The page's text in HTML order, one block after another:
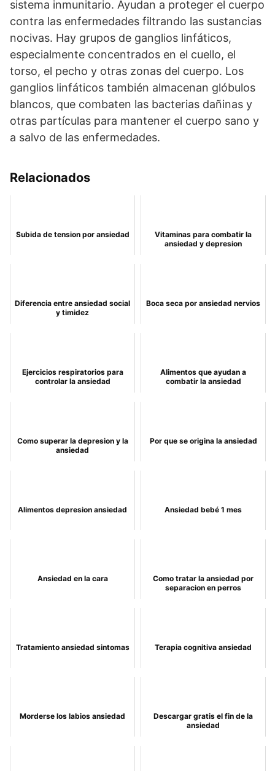
sistema inmunitario. Ayudan a proteger el cuerpo
contra las enfermedades filtrando las sustancias
nocivas. Hay grupos de ganglios linfáticos,
especialmente concentrados en el cuello, el
torso, el pecho y otras zonas del cuerpo. Los
ganglios linfáticos también almacenan glóbulos
blancos, que combaten las bacterias dañinas y
otras partículas para mantener el cuerpo sano y
a salvo de las enfermedades.
Relacionados
Subida de tension por ansiedad
Vitaminas para combatir la
ansiedad y depresion
Diferencia entre ansiedad social
y timidez
Boca seca por ansiedad nervios
Ejercicios respiratorios para
controlar la ansiedad
Alimentos que ayudan a
combatir la ansiedad
Como superar la depresion y la
ansiedad
Por que se origina la ansiedad
Alimentos depresion ansiedad Ansiedad bebé 1 mes
Ansiedad en la cara
Como tratar la ansiedad por
separacion en perros
Tratamiento ansiedad sintomas Terapia cognitiva ansiedad
Morderse los labios ansiedad
Descargar gratis el fin de la
ansiedad